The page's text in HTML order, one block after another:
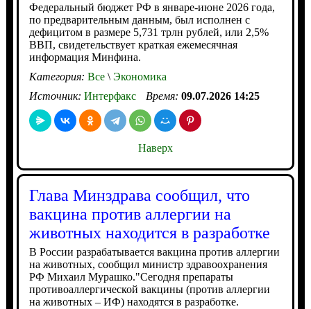
Федеральный бюджет РФ в январе-июне 2026 года,
по предварительным данным, был исполнен с
дефицитом в размере 5,731 трлн рублей, или 2,5%
ВВП, свидетельствует краткая ежемесячная
информация Минфина.
Категория: Все\Экономика
Источник: Интерфакс Время: 09.07.2026 14:25
Наверх
Глава Минздрава сообщил, что
вакцина против аллергии на
животных находится в разработке
В России разрабатывается вакцина против аллергии
на животных, сообщил министр здравоохранения
РФ Михаил Мурашко."Сегодня препараты
противоаллергической вакцины (против аллергии
на животных – ИФ) находятся в разработке.